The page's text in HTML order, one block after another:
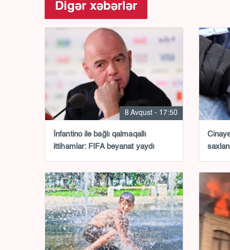
Digər xəbərlər
8 Avqust - 17:50
İnfantino ilə bağlı qalmaqallı
ittihamlar: FIFA bəyanat yaydı